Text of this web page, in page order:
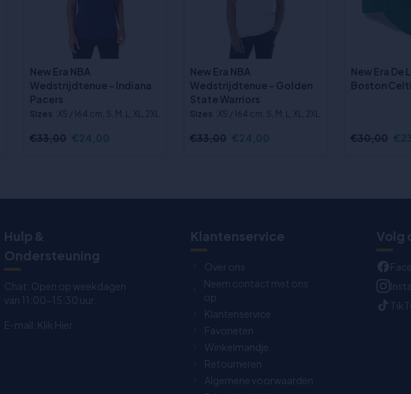
New Era NBA
Wedstrijdtenue - Indiana
Pacers
Sizes :XS / 164 cm, S, M, L, XL, 2XL
€33,00 €24,00
New Era NBA
Wedstrijdtenue - Golden
State Warriors
Sizes :XS / 164 cm, S, M, L, XL, 2XL
€33,00 €24,00
New Era De
Boston
€30,00
Hulp &
Ondersteuning
Chat: Open op weekdagen
van 11:00-15:30 uur.
E-mail: Klik Hier
Klantenservice
Over ons
Neem contact met ons
op
Klantenservice
Favorieten
Winkelmandje
Retourneren
Algemene voorwaarden
Volg